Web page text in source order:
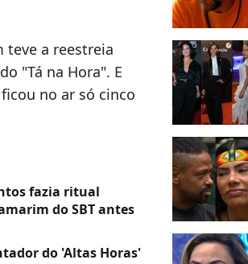
teve a reestreia
"Tá na Hora". E
no ar só cinco
fazia ritual
do SBT antes
do 'Altas Horas'